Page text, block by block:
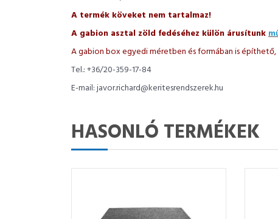
A termék köveket nem tartalmaz!
A gabion asztal zöld fedéséhez külön árusítunk
A gabion box egyedi méretben és formában is
Tel.: +36/20-359-17-84
E-mail: javor.richard@keritesrendszerek.hu
HASONLÓ TERMÉKEK